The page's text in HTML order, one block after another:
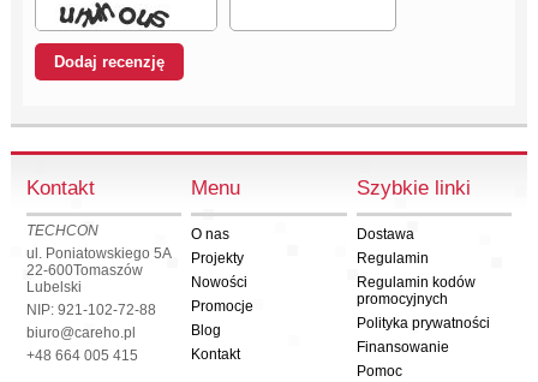
Kontakt
TECHCON
ul. Poniatowskiego 5A
22-600Tomaszów
Lubelski
NIP: 921-102-72-88
biuro@careho.pl
+48 664 005 415
Menu
O nas
Projekty
Nowości
Promocje
Blog
Kontakt
Szybkie linki
Dostawa
Regulamin
Regulamin kodów
promocyjnych
Polityka prywatności
Finansowanie
Pomoc